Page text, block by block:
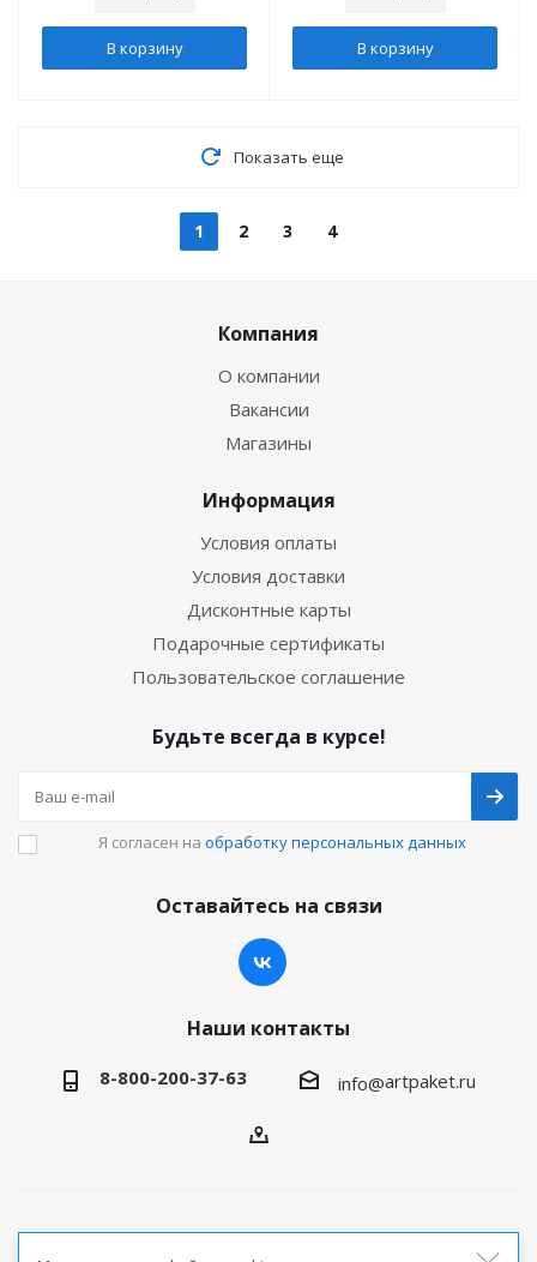
В корзину В корзину
Показать еще
1 2 3 4
Компания
О компании
Вакансии
Магазины
Информация
Условия оплаты
Условия доставки
Дисконтные карты
Подарочные сертификаты
Пользовательское соглашение
Будьте всегда в курсе!
Я согласен на обработку персональных данных
Оставайтесь на связи
Наши контакты
8-800-200-37-63 info@artpaket.ru